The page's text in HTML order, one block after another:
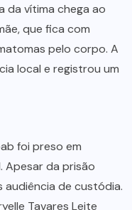
da vítima chega ao
que fica com
pelo corpo. A
local e registrou um
foi preso em
Apesar da prisão
audiência de custódia.
Tavares Leite